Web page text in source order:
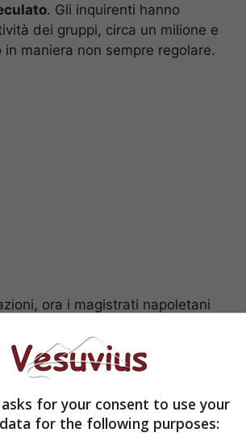
. Gli inquirenti hanno
dei gruppi, circa un milione e
maniera non sempre regolare.
ora i magistrati napoletani
cialde di caffè, giocattoli,
davanti ai loro occhi
l’inchiesta.
Francesco Greco e dal
for your consent to use your
for the following purposes: